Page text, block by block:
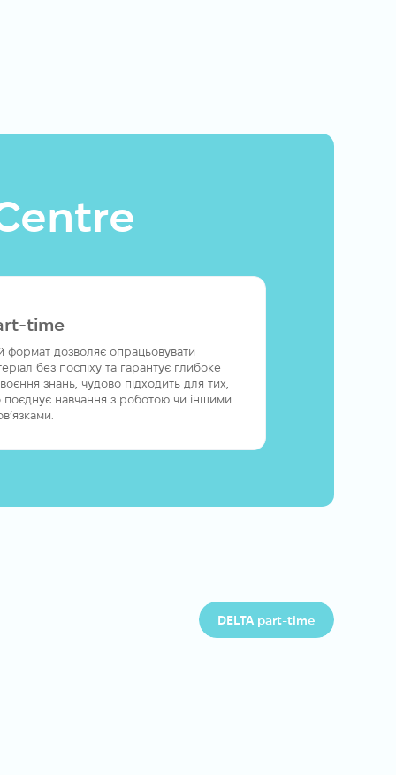
time
формат дозволяє опрацьовувати
без поспіху та гарантує глибоке
знань, чудово підходить для тих,
поєднує навчання з роботою чи іншими
DELTA part-time